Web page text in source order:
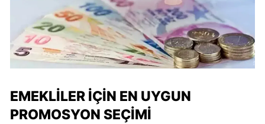
EMEKLILER İÇIN EN UYGUN
PROMOSYON SEÇIMI